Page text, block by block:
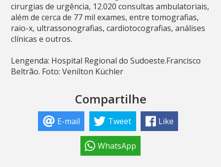
cirurgias de urgência, 12.020 consultas ambulatoriais,
além de cerca de 77 mil exames, entre tomografias,
raio-x, ultrassonografias, cardiotocografias, análises
clínicas e outros.
Lengenda: Hospital Regional do Sudoeste.Francisco
Beltrão. Foto: Venilton Küchler
Compartilhe
E-mail Tweet Like
WhatsApp